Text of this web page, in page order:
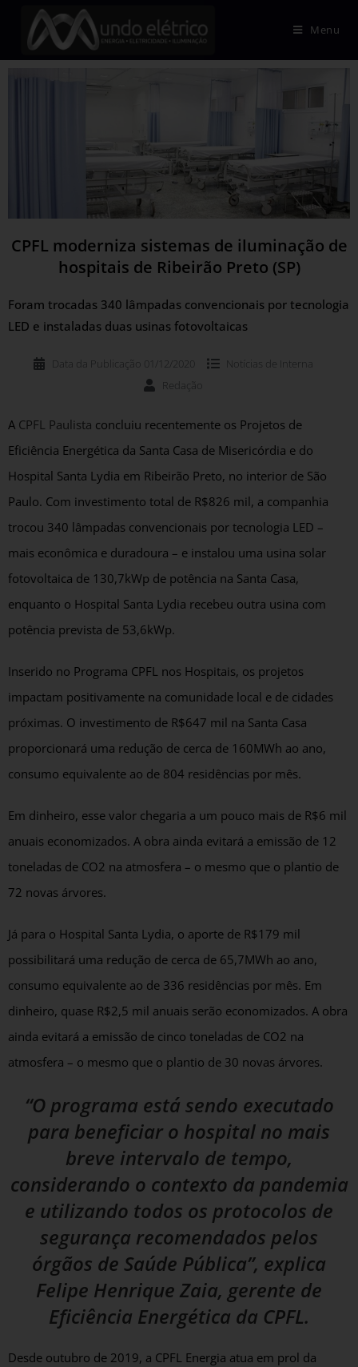
Menu
CPFL moderniza sistemas de iluminação de
hospitais de Ribeirão Preto (SP)
Foram trocadas 340 lâmpadas convencionais por tecnologia
LED e instaladas duas usinas fotovoltaicas
Data da Publicação 01/12/2020 Notícias de
Interna
Redação
A CPFL Paulista concluiu recentemente os Projetos de
Eficiência Energética da Santa Casa de Misericórdia e do
Hospital Santa Lydia em Ribeirão Preto, no interior de São
Paulo. Com investimento total de R$826 mil, a companhia
trocou 340 lâmpadas convencionais por tecnologia LED –
mais econômica e duradoura – e instalou uma usina solar
fotovoltaica de 130,7kWp de potência na Santa Casa,
enquanto o Hospital Santa Lydia recebeu outra usina com
potência prevista de 53,6kWp.
Inserido no Programa CPFL nos Hospitais, os projetos
impactam positivamente na comunidade local e de cidades
próximas. O investimento de R$647 mil na Santa Casa
proporcionará uma redução de cerca de 160MWh ao ano,
consumo equivalente ao de 804 residências por mês.
Em dinheiro, esse valor chegaria a um pouco mais de R$6 mil
anuais economizados. A obra ainda evitará a emissão de 12
toneladas de CO2 na atmosfera – o mesmo que o plantio de
72 novas árvores.
Já para o Hospital Santa Lydia, o aporte de R$179 mil
possibilitará uma redução de cerca de 65,7MWh ao ano,
consumo equivalente ao de 336 residências por mês. Em
dinheiro, quase R$2,5 mil anuais serão economizados. A obra
ainda evitará a emissão de cinco toneladas de CO2 na
atmosfera – o mesmo que o plantio de 30 novas árvores.
“O programa está sendo executado
para beneficiar o hospital no mais
breve intervalo de tempo,
considerando o contexto da pandemia
e utilizando todos os protocolos de
segurança recomendados pelos
órgãos de Saúde Pública”, explica
Felipe Henrique Zaia, gerente de
Eficiência Energética da CPFL.
Desde outubro de 2019, a CPFL Energia atua em prol da